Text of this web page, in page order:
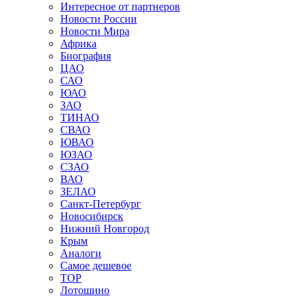
Интересное от партнеров
Новости России
Новости Мира
Африка
Биография
ЦАО
САО
ЮАО
ЗАО
ТИНАО
СВАО
ЮВАО
ЮЗАО
СЗАО
ВАО
ЗЕЛАО
Санкт-Петербург
Новосибирск
Нижний Новгород
Крым
Аналоги
Самое дешевое
TOP
Лотошино